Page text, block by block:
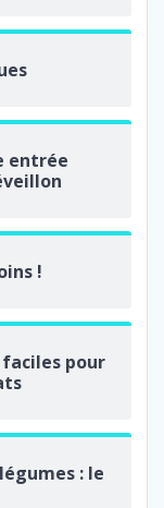
entrée
!
pour
: le